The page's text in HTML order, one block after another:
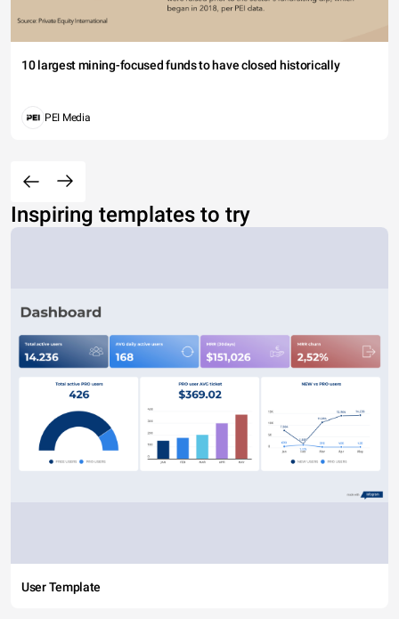
10 largest mining-focused funds to have closed historically
PEI Media
Inspiring templates to try
User Template